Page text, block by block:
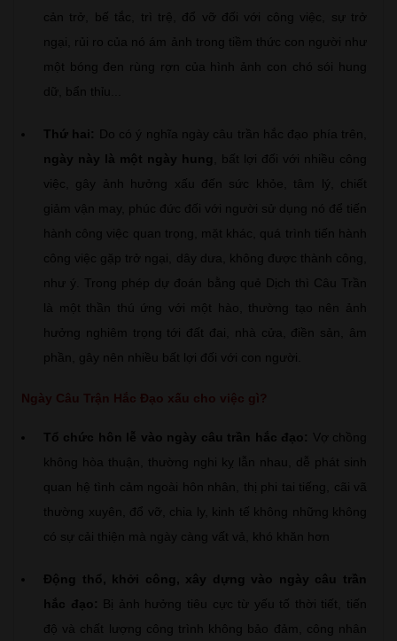
cản trở, bế tắc, trì trệ, đổ vỡ đối với công việc, sự trở
ngại, rủi ro của nó ám ảnh trong tiềm thức con người như
một bóng đen rùng rợn của hình ảnh con chó sói hung
dữ, bẩn thỉu...
Thứ hai: Do có ý nghĩa ngày câu trần hắc đạo phía trên,
ngày này là một ngày hung
, bất lợi đối với nhiều công
việc, gây ảnh hưởng xấu đến sức khỏe, tâm lý, chiết
giảm vận may, phúc đức đối với người sử dụng nó để tiến
hành công việc quan trọng, mặt khác, quá trình tiến hành
công việc gặp trở ngại, dây dưa, không được thành công,
như ý. Trong phép dự đoán bằng quẻ Dịch thì Câu Trần
là một thần thú ứng với một hào, thường tạo nên ảnh
hưởng nghiêm trọng tới đất đai, nhà cửa, điền sản, âm
phần, gây nên nhiều bất lợi đối với con người.
Ngày Câu Trận Hắc Đạo xấu cho việc gì?
Tổ chức hôn lễ vào ngày câu trần hắc đạo: Vợ chồng
không hòa thuận, thường nghi kỵ lẫn nhau, dễ phát sinh
quan hệ tình cảm ngoài hôn nhân, thị phi tai tiếng, cãi vã
thường xuyên, đổ vỡ, chia ly, kinh tế không những không
có sự cải thiện mà ngày càng vất vả, khó khăn hơn
Động thổ, khởi công, xây dựng vào ngày câu trần
hắc đạo: Bị ảnh hưởng tiêu cực từ yếu tố thời tiết, tiến
độ và chất lượng công trình không bảo đảm, công nhân